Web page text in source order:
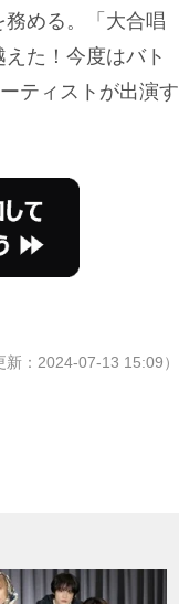
める。「大合唱
た！今度はバト
ティストが出演す
新：2024-07-13 15:09）